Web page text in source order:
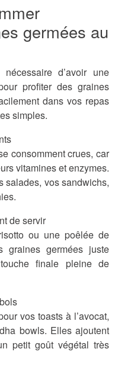
germées au
d’avoir une
profiter des graines
dans vos repas
simples.
consomment crues, car
vitamines et enzymes.
salades, vos sandwichs,
de servir
ou une poêlée de
graines germées juste
finale pleine de
vos toasts à l’avocat,
bowls. Elles ajoutent
petit goût végétal très